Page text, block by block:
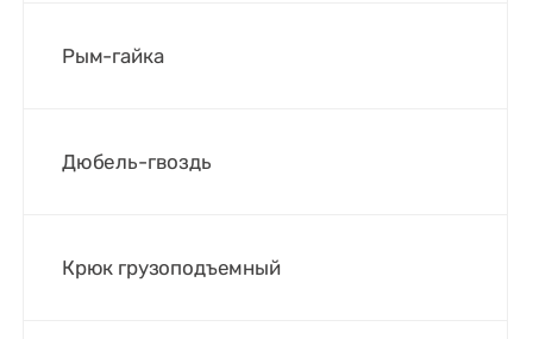
Рым-гайка
Дюбель-гвоздь
Крюк грузоподъемный